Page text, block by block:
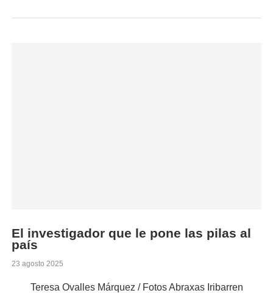
El investigador que le pone las pilas al
país
23 agosto 2025
Teresa Ovalles Márquez / Fotos Abraxas Iribarren